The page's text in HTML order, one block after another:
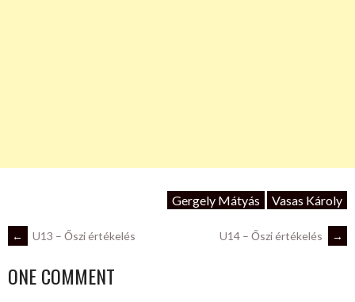
Gergely Mátyás Vasas Károly
POST
NAVIGATION
← U13 – Őszi értékelés U14 – Őszi értékelés →
ONE COMMENT